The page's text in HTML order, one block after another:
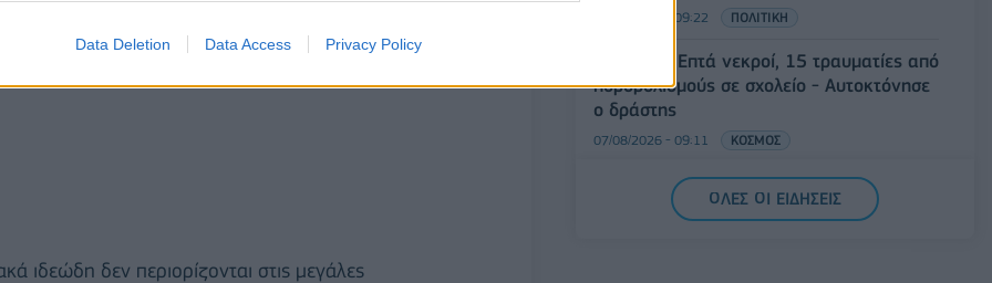
Data Deletion Data Access Privacy Policy
ιδεώδη δεν περιορίζονται στις μεγάλες
07/08/2026 - 09:22 ΠΟΛΙΤΙΚΗ
Ταϊλάνδη: Επτά νεκροί, 15 τραυματίες από
πυροβολισμούς σε σχολείο - Αυτοκτόνησε
ο δράστης
07/08/2026 - 09:11 ΚΟΣΜΟΣ
Πειραιάς: Κορυφώνεται η έξοδος των
αδειούχων του Αυγούστου
ΟΛΕΣ ΟΙ ΕΙΔΗΣΕΙΣ